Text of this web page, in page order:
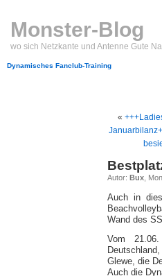
Monster-Blog
wo sich Netzkante und Antenne Gute
Dynamisches Fanclub-Training
«
Autor: Bux ,
Auch in
Wand des
Vom
Glewe, die
Auch die